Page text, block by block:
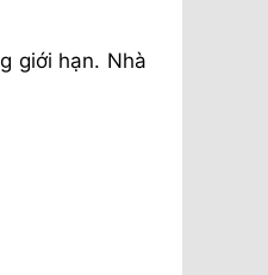
giới hạn. Nhà